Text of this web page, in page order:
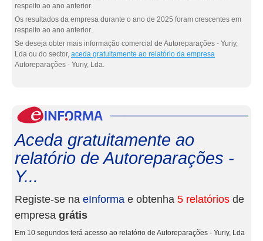
respeito ao ano anterior.
Os resultados da empresa durante o ano de 2025 foram crescentes em
respeito ao ano anterior.
Se deseja obter mais informação comercial de Autoreparações - Yuriy,
Lda ou do sector, aceda gratuitamente ao relatório da empresa
Autoreparações - Yuriy, Lda.
Aceda gratuitamente ao
relatório de Autoreparações -
Y...
Registe-se na eInforma e obtenha 5 relatórios de
empresa grátis
Em 10 segundos terá acesso ao relatório de Autoreparações - Yuriy, Lda